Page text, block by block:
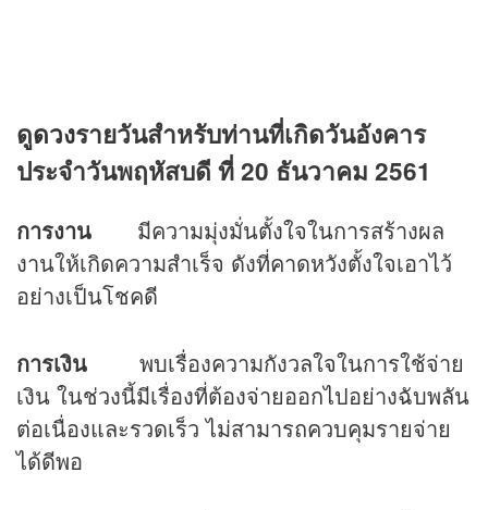
ดูดวงรายวันสำหรับท่านที่เกิดวันอังคาร
ประจำวันพฤหัสบดี ที่ 20 ธันวาคม 2561
การงาน มีความมุ่งมั่นตั้งใจในการสร้างผล
งานให้เกิดความสำเร็จ ดังที่คาดหวังตั้งใจเอาไว้
อย่างเป็นโชคดี
การเงิน พบเรื่องความกังวลใจในการใช้จ่าย
เงิน ในช่วงนี้มีเรื่องที่ต้องจ่ายออกไปอย่างฉับพลัน
ต่อเนื่องและรวดเร็ว ไม่สามารถควบคุมรายจ่าย
ได้ดีพอ